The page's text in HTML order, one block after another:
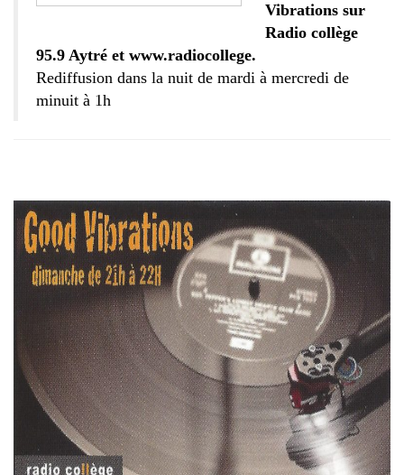
Vibrations sur
Radio collège
95.9 Aytré et www.radiocollege.
Rediffusion dans la nuit de mardi à mercredi de
minuit à 1h